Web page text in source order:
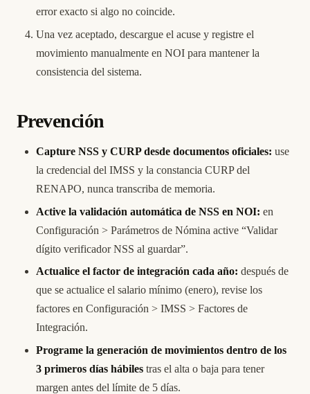
error exacto si algo no coincide.
Una vez aceptado, descargue el acuse y registre el
movimiento manualmente en NOI para mantener la
consistencia del sistema.
Prevención
Capture NSS y CURP desde documentos oficiales: use
la credencial del IMSS y la constancia CURP del
RENAPO, nunca transcriba de memoria.
Active la validación automática de NSS en NOI: en
Configuración > Parámetros de Nómina active “Validar
dígito verificador NSS al guardar”.
Actualice el factor de integración cada año: después de
que se actualice el salario mínimo (enero), revise los
factores en Configuración > IMSS > Factores de
Integración.
Programe la generación de movimientos dentro de los
3 primeros días hábiles tras el alta o baja para tener
margen antes del límite de 5 días.